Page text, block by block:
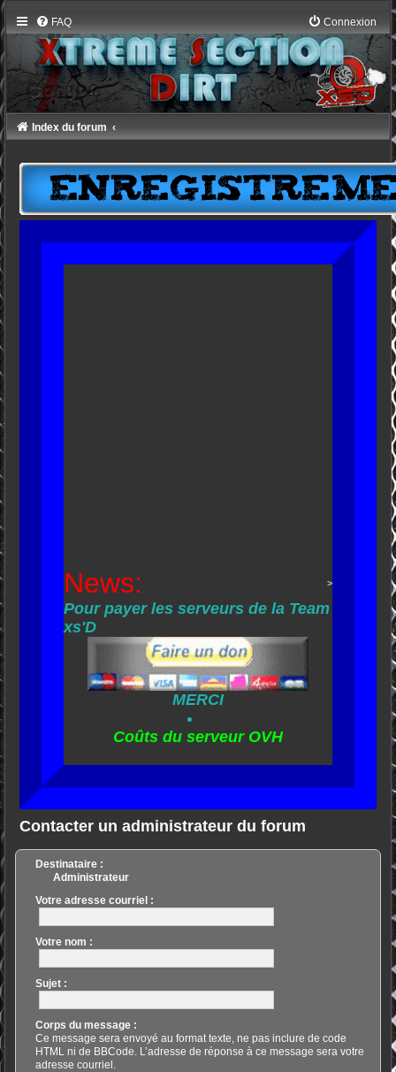
FAQ Connexion
Index du forum
News: >
Pour payer les serveurs de la Team
xs'D
MERCI
Coûts du serveur OVH
Contacter un administrateur du forum
Destinataire :
Administrateur
Votre adresse courriel :
Votre nom :
Sujet :
Corps du message :
Ce message sera envoyé au format texte, ne pas inclure de code
HTML ni de BBCode. L’adresse de réponse à ce message sera votre
adresse courriel.